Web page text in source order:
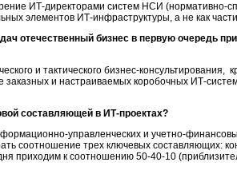
ИТ-директорами систем НСИ (нормативно-
элементов ИТ-инфраструктуры, а не как
отечественный бизнес в первую очередь
и тактического бизнес-консультирования,
заказных и настраиваемых коробочных ИТ-
составляющей в ИТ-проектах?
управленческих и учетно-
соотношение трех ключевых составляющих:
приходим к соотношению 50-40-10